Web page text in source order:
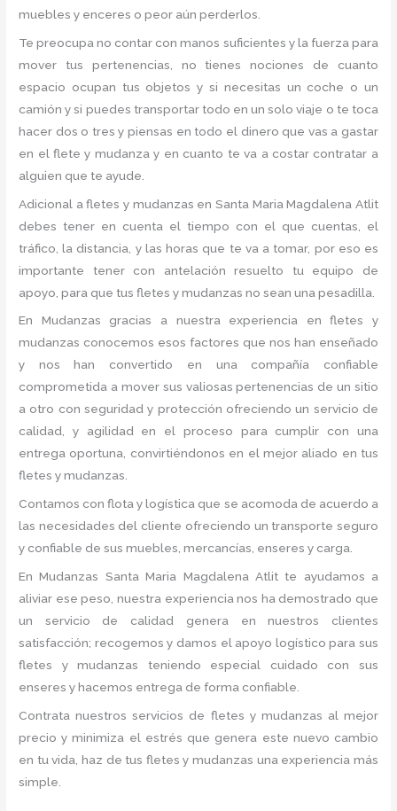
muebles y enceres o peor aún perderlos.
Te preocupa no contar con manos suficientes y la fuerza para
mover tus pertenencias, no tienes nociones de cuanto
espacio ocupan tus objetos y si necesitas un coche o un
camión y si puedes transportar todo en un solo viaje o te toca
hacer dos o tres y piensas en todo el dinero que vas a gastar
en el flete y mudanza y en cuanto te va a costar contratar a
alguien que te ayude.
Adicional a fletes y mudanzas en Santa Maria Magdalena Atlit
debes tener en cuenta el tiempo con el que cuentas, el
tráfico, la distancia, y las horas que te va a tomar, por eso es
importante tener con antelación resuelto tu equipo de
apoyo, para que tus fletes y mudanzas no sean una pesadilla.
En Mudanzas gracias a nuestra experiencia en fletes y
mudanzas conocemos esos factores que nos han enseñado
y nos han convertido en una compañía confiable
comprometida a mover sus valiosas pertenencias de un sitio
a otro con seguridad y protección ofreciendo un servicio de
calidad, y agilidad en el proceso para cumplir con una
entrega oportuna, convirtiéndonos en el mejor aliado en tus
fletes y mudanzas.
Contamos con flota y logística que se acomoda de acuerdo a
las necesidades del cliente ofreciendo un transporte seguro
y confiable de sus muebles, mercancías, enseres y carga.
En Mudanzas Santa Maria Magdalena Atlit te ayudamos a
aliviar ese peso, nuestra experiencia nos ha demostrado que
un servicio de calidad genera en nuestros clientes
satisfacción; recogemos y damos el apoyo logístico para sus
fletes y mudanzas teniendo especial cuidado con sus
enseres y hacemos entrega de forma confiable.
Contrata nuestros servicios de fletes y mudanzas al mejor
precio y minimiza el estrés que genera este nuevo cambio
en tu vida, haz de tus fletes y mudanzas una experiencia más
simple.